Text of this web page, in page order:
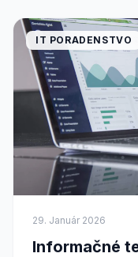
IT PORADENSTVO
29. Január 2026
Informačné